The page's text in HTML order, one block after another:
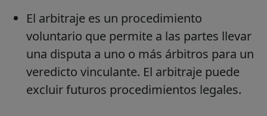
El arbitraje es un procedimiento
voluntario que permite a las partes llevar
una disputa a uno o más árbitros para un
veredicto vinculante. El arbitraje puede
excluir futuros procedimientos legales.